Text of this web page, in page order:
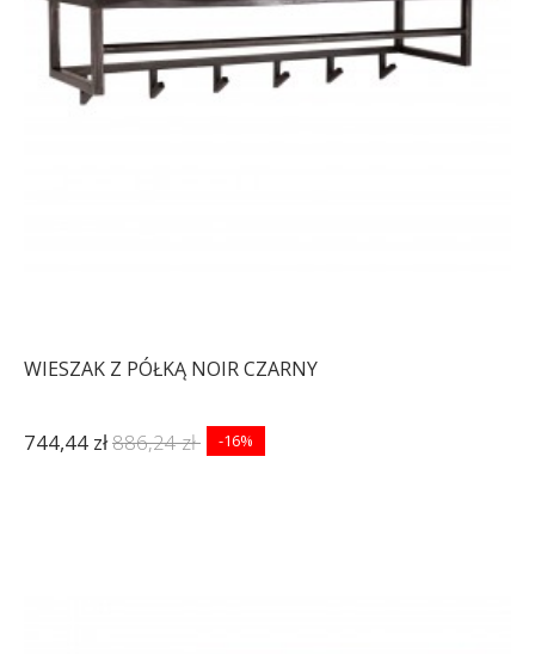
WIESZAK Z PÓŁKĄ NOIR CZARNY
744,44 zł886,24 zł -16%